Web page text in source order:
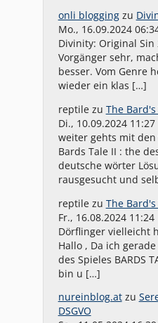
onli bloggingzu
Mo., 16.09.2024
Divinity: Original
Vorgänger sehr,
besser. Vom Genre
wieder ein klas […]
reptilezu The
Di., 10.09.2024 11:27
weiter gehts mit
Bards Tale II : the
deutsche wörter
rausgesucht und
reptilezu The
Fr., 16.08.2024 11:24
Dörflinger vielleicht
Hallo , Da ich
des Spieles BARDS
bin u […]
nureinblog.atzu
DSGVO